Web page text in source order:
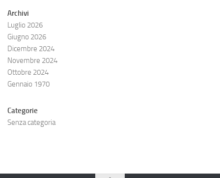
Archivi
Luglio 2026
Giugno 2026
Dicembre 2024
Novembre 2024
Ottobre 2024
Gennaio 1970
Categorie
Senza categoria